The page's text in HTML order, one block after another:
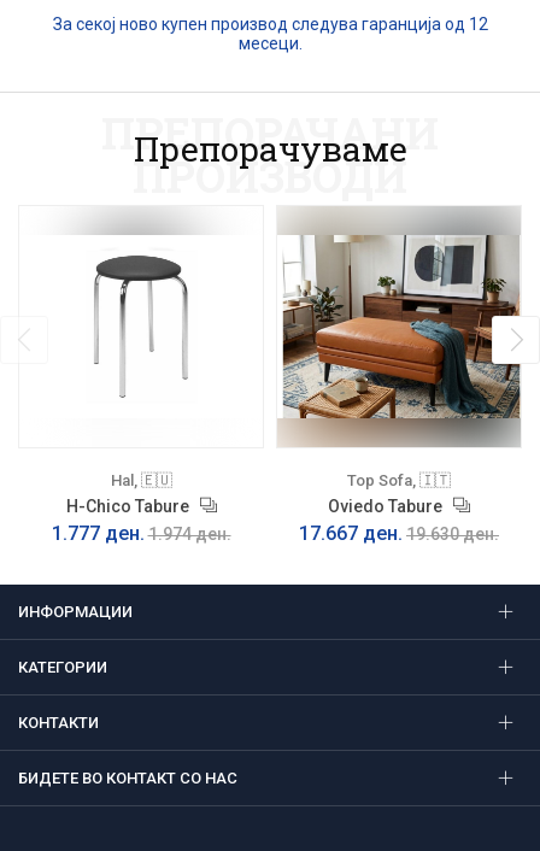
За секој ново купен производ следува гаранција од 12
месеци.
Препорачуваме
ПРЕПОРАЧАНИ
ПРОИЗВОДИ
Hal, 🇪🇺
H-Chico Tabure
1.777 ден. 1.974 ден.
Top Sofa, 🇮🇹
Oviedo Tabure
17.667 ден. 19.630 ден.
ИНФОРМАЦИИ
КАТЕГОРИИ
КОНТАКТИ
БИДЕТЕ ВО КОНТАКТ СО НАС